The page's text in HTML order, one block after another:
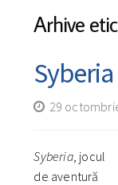
Arhive
29
Syberia, jocul
de aventură